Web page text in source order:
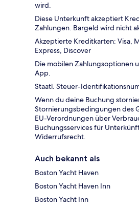
wird.
Diese Unterkunft akzeptiert
Zahlungen. Bargeld wird nicht
Akzeptierte Kreditkarten: Visa,
Express, Discover
Die mobilen Zahlungsoptionen
App.
Staatl. Steuer-
Wenn du deine Buchung
Stornierungsbedingungen des
EU-Verordnungen über
Buchungsservices für
Widerrufsrecht.
Auch bekannt als
Boston Yacht Haven
Boston Yacht Haven Inn
Boston Yacht Inn